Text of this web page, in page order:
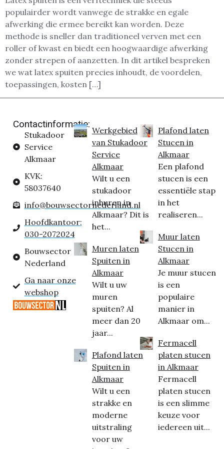
populairder wordt vanwege de strakke en egale
afwerking die ermee bereikt kan worden. Deze
methode is sneller dan traditioneel verven met een
roller of kwast en biedt een hoogwaardige afwerking
zonder strepen of aanzetten. In dit artikel bespreken
we wat latex spuiten precies inhoudt, de voordelen,
toepassingen, kosten […]
Contactinformatie:
Stukadoor
Service
Alkmaar
KVK:
58037640
info@bouwsectornederland.nl
Hoofdkantoor:
030-2072024
Bouwsector
Nederland
Ga naar onze
webshop
Werkgebied
van Stukadoor
Service
Alkmaar
Wilt u een
stukadoor
inhuren in
Alkmaar? Dit is
het...
Muren laten
Spuiten in
Alkmaar
Wilt u uw
muren
spuiten? Al
meer dan 20
jaar...
Plafond laten
Spuiten in
Alkmaar
Wilt u een
strakke en
moderne
uitstraling
voor uw
Plafond laten
Stucen in
Alkmaar
Een plafond
stucen is een
essentiële stap
in het
realiseren...
Muur laten
Stucen in
Alkmaar
Je muur stucen
is een
populaire
manier in
Alkmaar om...
Fermacell
platen stucen
in Alkmaar
Fermacell
platen stucen
is een slimme
keuze voor
iedereen uit...